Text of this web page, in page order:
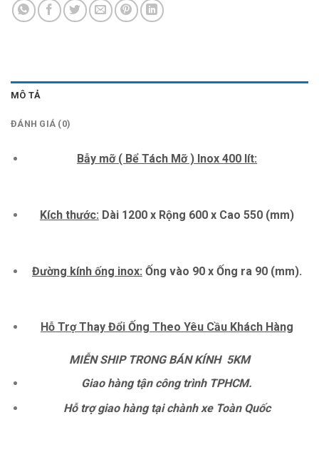
MÔ TẢ
ĐÁNH GIÁ (0)
Bẫy mỡ ( Bể Tách Mỡ ) Inox 400 lít:
Kích thước: Dài 1200 x Rộng 600 x Cao 550 (mm)
Đường kính ống inox: Ống vào 90 x Ống ra 90 (mm).
Hỗ Trợ Thay Đổi Ống Theo Yêu Cầu Khách Hàng
MIỄN SHIP TRONG BÁN KÍNH 5KM
Giao hàng tận công trình TPHCM.
Hỗ trợ giao hàng tại chành xe Toàn Quốc